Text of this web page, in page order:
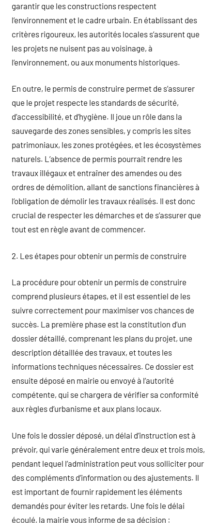
garantir que les constructions respectent
l’environnement et le cadre urbain. En établissant des
critères rigoureux, les autorités locales s’assurent que
les projets ne nuisent pas au voisinage, à
l’environnement, ou aux monuments historiques.
En outre, le permis de construire permet de s’assurer
que le projet respecte les standards de sécurité,
d’accessibilité, et d’hygiène. Il joue un rôle dans la
sauvegarde des zones sensibles, y compris les sites
patrimoniaux, les zones protégées, et les écosystèmes
naturels. L’absence de permis pourrait rendre les
travaux illégaux et entraîner des amendes ou des
ordres de démolition, allant de sanctions financières à
l’obligation de démolir les travaux réalisés. Il est donc
crucial de respecter les démarches et de s’assurer que
tout est en règle avant de commencer.
2. Les étapes pour obtenir un permis de construire
La procédure pour obtenir un permis de construire
comprend plusieurs étapes, et il est essentiel de les
suivre correctement pour maximiser vos chances de
succès. La première phase est la constitution d’un
dossier détaillé, comprenant les plans du projet, une
description détaillée des travaux, et toutes les
informations techniques nécessaires. Ce dossier est
ensuite déposé en mairie ou envoyé à l’autorité
compétente, qui se chargera de vérifier sa conformité
aux règles d’urbanisme et aux plans locaux.
Une fois le dossier déposé, un délai d’instruction est à
prévoir, qui varie généralement entre deux et trois mois,
pendant lequel l’administration peut vous solliciter pour
des compléments d’information ou des ajustements. Il
est important de fournir rapidement les éléments
demandés pour éviter les retards. Une fois le délai
écoulé, la mairie vous informe de sa décision :